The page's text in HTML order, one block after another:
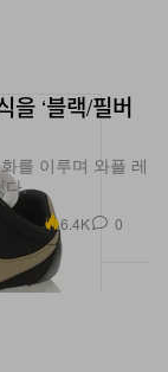
‘블랙/필버
를 이루며 와플 레
다.
6.4K 0